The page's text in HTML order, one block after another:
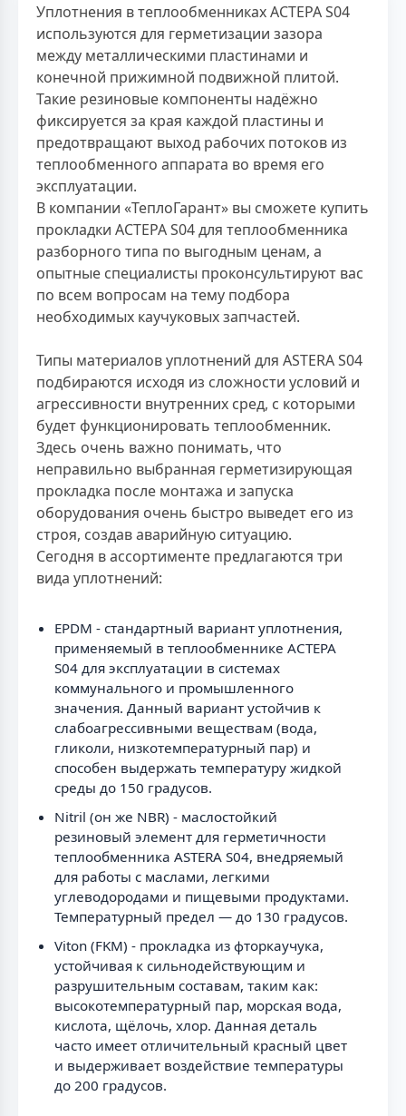
Уплотнения в теплообменниках АСТЕРА S04
используются для герметизации зазора
между металлическими пластинами и
конечной прижимной подвижной плитой.
Такие резиновые компоненты надёжно
фиксируется за края каждой пластины и
предотвращают выход рабочих потоков из
теплообменного аппарата во время его
эксплуатации.
В компании «ТеплоГарант» вы сможете купить
прокладки АСТЕРА S04 для теплообменника
разборного типа по выгодным ценам, а
опытные специалисты проконсультируют вас
по всем вопросам на тему подбора
необходимых каучуковых запчастей.
Типы материалов уплотнений для ASTERA S04
подбираются исходя из сложности условий и
агрессивности внутренних сред, с которыми
будет функционировать теплообменник.
Здесь очень важно понимать, что
неправильно выбранная герметизирующая
прокладка после монтажа и запуска
оборудования очень быстро выведет его из
строя, создав аварийную ситуацию.
Сегодня в ассортименте предлагаются три
вида уплотнений:
EPDM - стандартный вариант уплотнения,
применяемый в теплообменнике АСТЕРА
S04 для эксплуатации в системах
коммунального и промышленного
значения. Данный вариант устойчив к
слабоагрессивными веществам (вода,
гликоли, низкотемпературный пар) и
способен выдержать температуру жидкой
среды до 150 градусов.
Nitril (он же NBR) - маслостойкий
резиновый элемент для герметичности
теплообменника ASTERA S04, внедряемый
для работы с маслами, легкими
углеводородами и пищевыми продуктами.
Температурный предел — до 130 градусов.
Viton (FKM) - прокладка из фторкаучука,
устойчивая к сильнодействующим и
разрушительным составам, таким как:
высокотемпературный пар, морская вода,
кислота, щёлочь, хлор. Данная деталь
часто имеет отличительный красный цвет
и выдерживает воздействие температуры
до 200 градусов.